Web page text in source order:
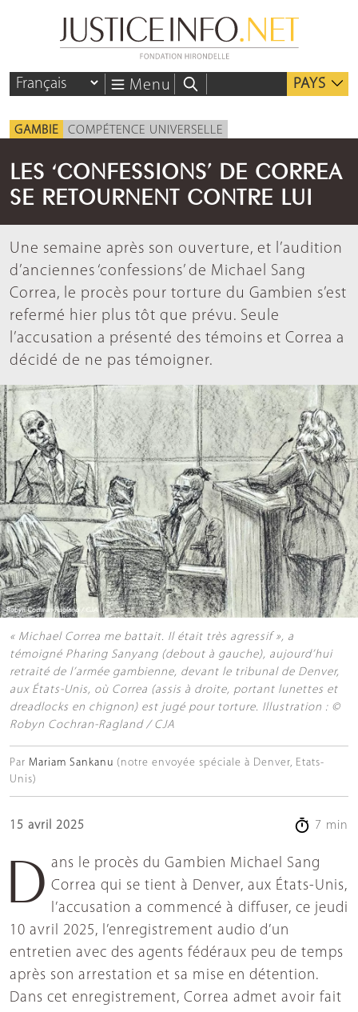
Menu PAYS
GAMBIE COMPÉTENCE UNIVERSELLE
LES ‘CONFESSIONS’ DE CORREA
SE RETOURNENT CONTRE LUI
Une semaine après son ouverture, et l’audition
d’anciennes ‘confessions’ de Michael Sang
Correa, le procès pour torture du Gambien s’est
refermé hier plus tôt que prévu. Seule
l’accusation a présenté des témoins et Correa a
décidé de ne pas témoigner.
« Michael Correa me battait. Il était très agressif », a
témoigné Pharing Sanyang (debout à gauche), aujourd’hui
retraité de l’armée gambienne, devant le tribunal de Denver,
aux États-Unis, où Correa (assis à droite, portant lunettes et
dreadlocks en chignon) est jugé pour torture. Illustration : ©
Robyn Cochran-Ragland / CJA
Par Mariam Sankanu (notre envoyée spéciale à Denver, Etats-
Unis)
15 avril 2025 7 min
Dans le procès du Gambien Michael Sang Correa qui se tient à Denver, aux États-Unis,
l’accusation a commencé à diffuser, ce jeudi
10 avril 2025, l’enregistrement audio d’un
entretien avec des agents fédéraux peu de temps
après son arrestation et sa mise en détention.
Dans cet enregistrement, Correa admet avoir fait